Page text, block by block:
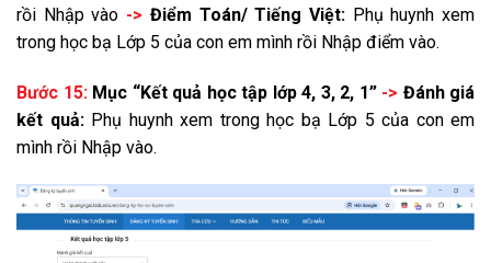
rồi Nhập vào -> Điểm Toán/ Tiếng Việt: Phụ huynh xem
trong học bạ Lớp 5 của con em mình rồi Nhập điểm vào.
Bước 15: Mục “Kết quả học tập lớp 4, 3, 2, 1” -> Đánh giá
kết quả: Phụ huynh xem trong học bạ Lớp 5 của con em
mình rồi Nhập vào.